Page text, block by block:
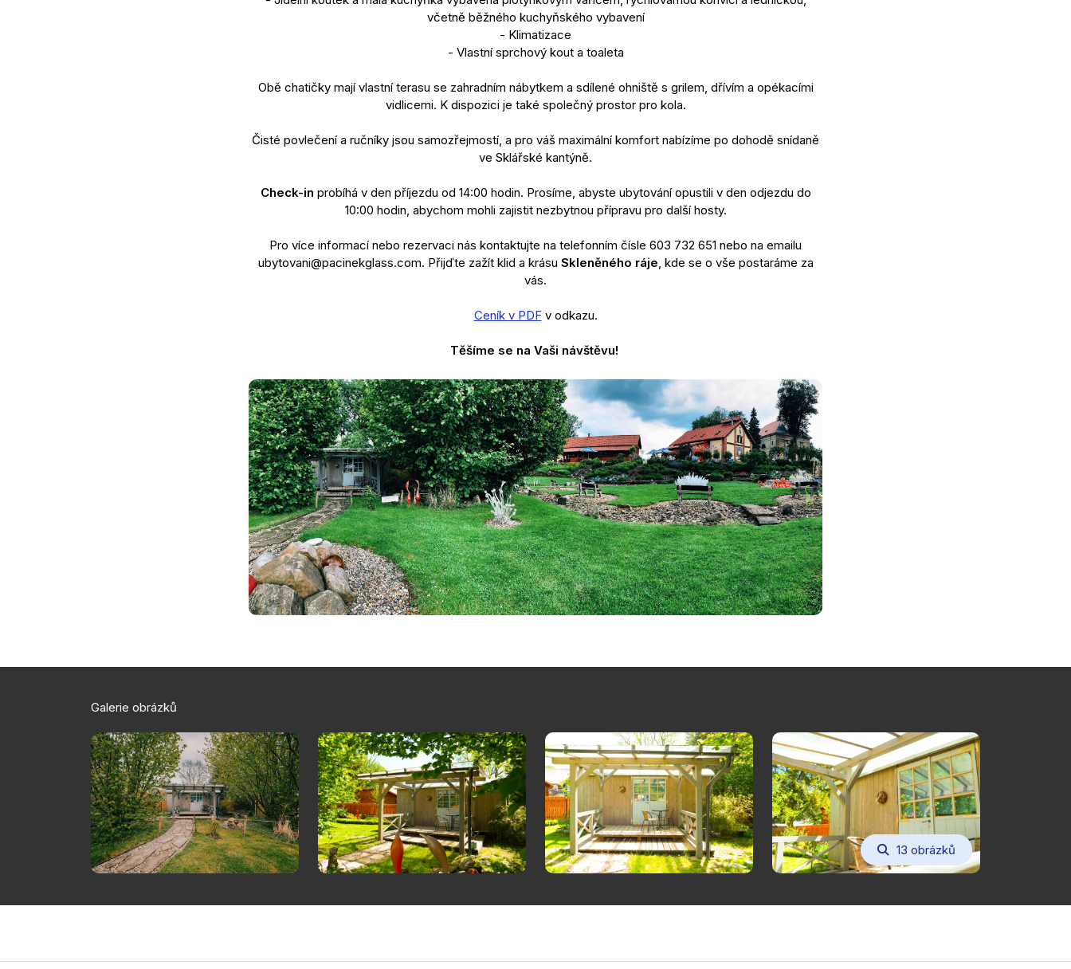
včetně běžného kuchyňského vybavení
- Klimatizace
- Vlastní sprchový kout a toaleta
Obě chatičky mají vlastní terasu se zahradním nábytkem a sdílené ohniště s grilem, dřívím a opékacími
vidlicemi. K dispozici je také společný prostor pro kola.
Čisté povlečení a ručníky jsou samozřejmostí, a pro váš maximální komfort nabízíme po dohodě snídaně
ve Sklářské kantýně.
Check-in probíhá v den příjezdu od 14:00 hodin. Prosíme, abyste ubytování opustili v den odjezdu do
10:00 hodin, abychom mohli zajistit nezbytnou přípravu pro další hosty.
Pro více informací nebo rezervaci nás kontaktujte na telefonním čísle 603 732 651 nebo na emailu
ubytovani@pacinekglass.com. Přijďte zažít klid a krásu Skleněného ráje, kde se o vše postaráme za
vás.
Ceník v PDFv odkazu.
Těšíme se na Vaši návštěvu!
Galerie obrázků
13 obrázků